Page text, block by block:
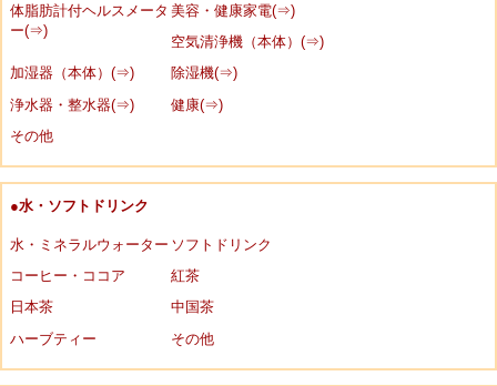
体脂肪計付ヘルスメータ
ー(⇒)
美容・健康家電(⇒)
空気清浄機（本体）(⇒)
加湿器（本体）(⇒)
除湿機(⇒)
浄水器・整水器(⇒)
健康(⇒)
その他
●水・ソフトドリンク
水・ミネラルウォーター ソフトドリンク
コーヒー・ココア
紅茶
日本茶
中国茶
ハーブティー
その他